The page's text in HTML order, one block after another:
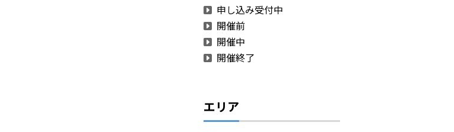
申し込み受付中
開催前
開催中
開催終了
エリア